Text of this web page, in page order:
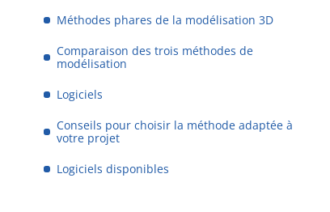
Méthodes phares de la modélisation 3D
Comparaison des trois méthodes de
modélisation
Logiciels
Conseils pour choisir la méthode adaptée à
votre projet
Logiciels disponibles